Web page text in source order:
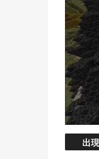
出